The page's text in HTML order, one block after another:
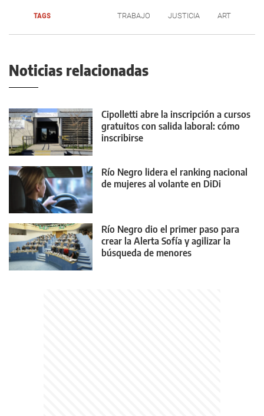
TAGS TRABAJO JUSTICIA ART
Noticias relacionadas
Cipolletti abre la inscripción a cursos
gratuitos con salida laboral: cómo
inscribirse
Río Negro lidera el ranking nacional
de mujeres al volante en DiDi
Río Negro dio el primer paso para
crear la Alerta Sofía y agilizar la
búsqueda de menores